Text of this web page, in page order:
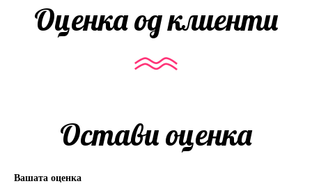
Оценка од клиенти
Остави оценка
Вашата оценка